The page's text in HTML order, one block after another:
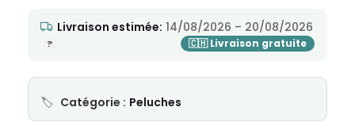
Livraison estimée: 14/08/2026 – 20/08/2026
Catégorie : Peluches